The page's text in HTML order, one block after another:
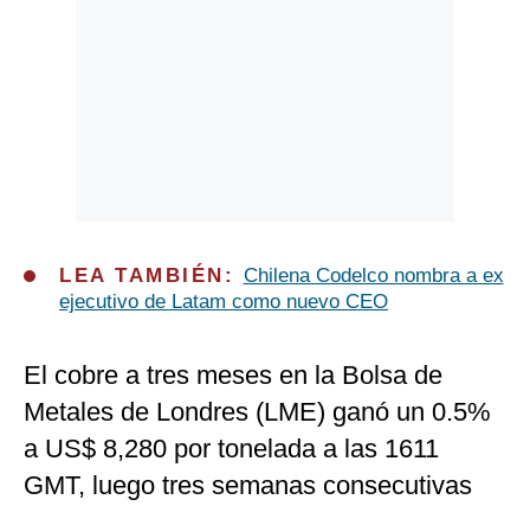
LEA TAMBIÉN: Chilena Codelco nombra a ex
ejecutivo de Latam como nuevo CEO
El cobre a tres meses en la Bolsa de
Metales de Londres (LME) ganó un 0.5%
a US$ 8,280 por tonelada a las 1611
GMT, luego tres semanas consecutivas